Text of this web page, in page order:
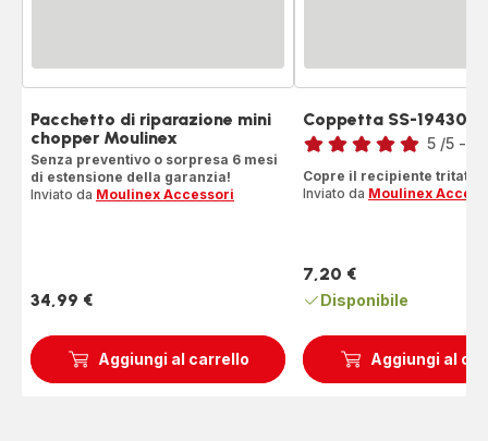
Aggiungi al carrello
Pacchetto di riparazione mini
chopper Moulinex
Senza preventivo o sorpresa 6 mesi
di estensione della garanzia!
Inviato da Moulinex Accessori
Prezzo
34,99 €
Aggiungi al
Coppetta SS-194300
Voto
di
5 /5 -
Copre il recipiente
Inviato da Moulinex
Prezzo
7,20 €
Disponibile